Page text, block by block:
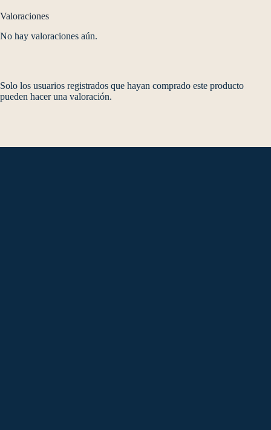
Valoraciones
No hay valoraciones aún.
Solo los usuarios registrados que hayan comprado este producto
pueden hacer una valoración.